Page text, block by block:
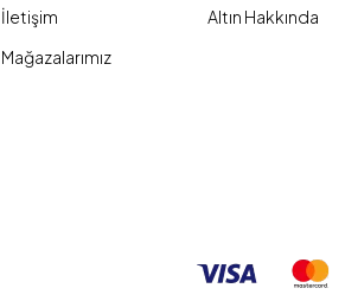
İletişim
Mağazalarımız
Altın Hakkında